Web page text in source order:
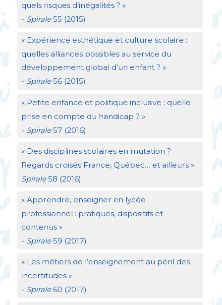
quels risques d’inégalités ? »
- Spirale55 (2015)
« Expérience esthétique et culture scolaire :
quelles alliances possibles au service du
développement global d’un enfant ? »
- Spirale56 (2015)
« Petite enfance et politique inclusive : quelle
prise en compte du handicap ? »
- Spirale57 (2016)
« Des disciplines scolaires en mutation ?
Regards croisés France, Québec… et ailleurs »
Spirale58 (2016)
« Apprendre, enseigner en lycée
professionnel : pratiques, dispositifs et
contenus »
- Spirale59 (2017)
« Les métiers de l’enseignement au péril des
incertitudes »
- Spirale60 (2017)